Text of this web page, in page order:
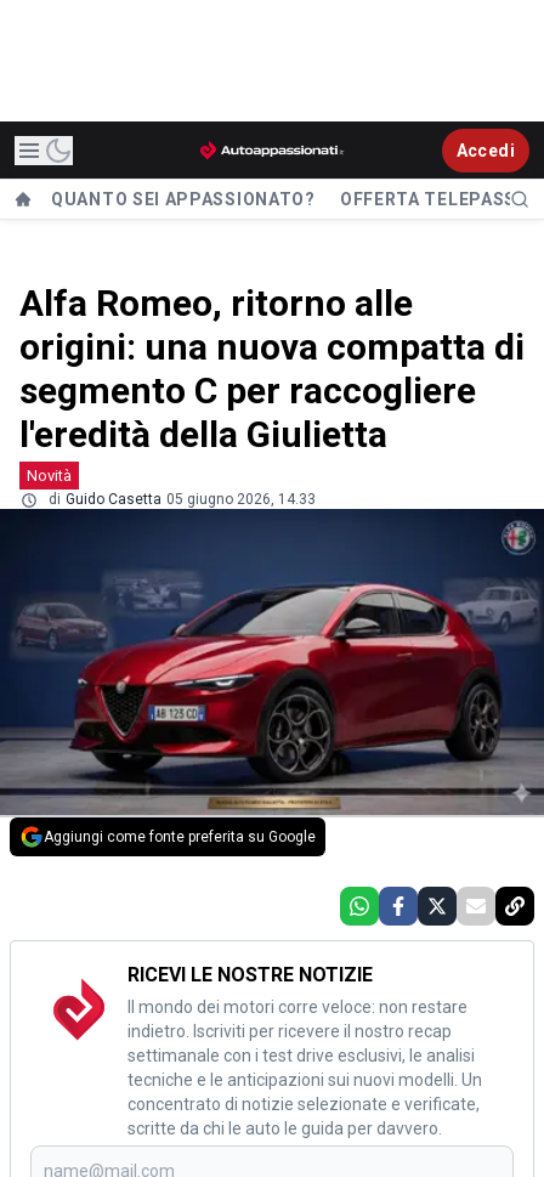
Accedi
QUANTO SEI APPASSIONATO? OFFERTA TELEPASS
Alfa Romeo, ritorno alle
origini: una nuova compatta di
segmento C per raccogliere
l'eredità della Giulietta
Novità
di Guido Casetta 05 giugno 2026, 14.33
Aggiungi come fonte preferita su Google
RICEVI LE NOSTRE NOTIZIE
Il mondo dei motori corre veloce: non restare
indietro. Iscriviti per ricevere il nostro recap
settimanale con i test drive esclusivi, le analisi
tecniche e le anticipazioni sui nuovi modelli. Un
concentrato di notizie selezionate e verificate,
scritte da chi le auto le guida per davvero.